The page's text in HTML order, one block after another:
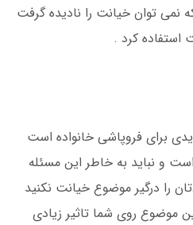
نمی توان خیانت را نادیده گرفت
استفاده کرد .
برای فروپاشی خانواده است
و نباید به خاطر این مسئله
را درگیر موضوع خیانت نکنید
موضوع روی شما تاثیر زیادی